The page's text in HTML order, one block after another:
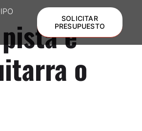
SOLICITAR
PRESUPUESTO
e
o